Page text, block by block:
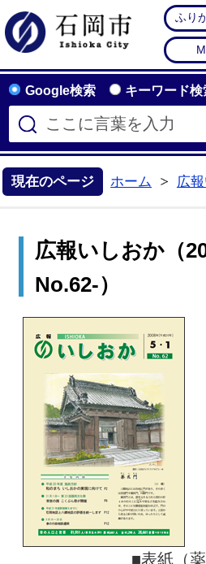
ふり
Google検索 キーワード検
現在のページ ホーム
広
広報いしおか（
No.62-）
■表紙（薬